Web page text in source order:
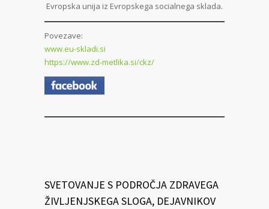
Evropska unija iz Evropskega socialnega sklada.
Povezave:
www.eu-skladi.si
https://www.zd-metlika.si/ckz/
SVETOVANJE S PODROČJA ZDRAVEGA
ŽIVLJENJSKEGA SLOGA, DEJAVNIKOV